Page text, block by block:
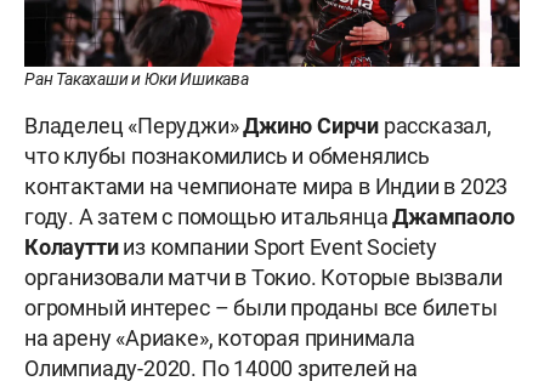
Ран Такахаши и Юки Ишикава
Владелец «Перуджи»ДжиноСирчи рассказал,
что клубы познакомились и обменялись
контактами на чемпионате мира в Индии в 2023
году. А затем с помощью итальянцаДжампаоло
Колауттииз компании Sport Event Society
организовали матчи в Токио. Которые вызвали
огромный интерес – были проданы все билеты
на арену «Ариаке», которая принимала
Олимпиаду-2020. По 14000 зрителей на